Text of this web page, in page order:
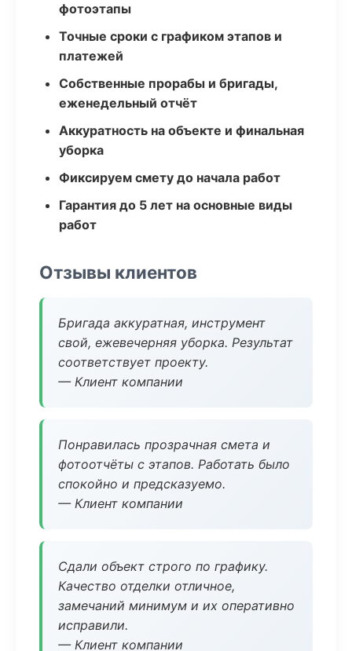
фотоэтапы
Точные сроки с графиком этапов и
платежей
Собственные прорабы и бригады,
еженедельный отчёт
Аккуратность на объекте и финальная
уборка
Фиксируем смету до начала работ
Гарантия до 5 лет на основные виды
работ
Отзывы клиентов
Бригада аккуратная, инструмент
свой, ежевечерняя уборка. Результат
соответствует проекту.
— Клиент компании
Понравилась прозрачная смета и
фотоотчёты с этапов. Работать было
спокойно и предсказуемо.
— Клиент компании
Сдали объект строго по графику.
Качество отделки отличное,
замечаний минимум и их оперативно
исправили.
— Клиент компании